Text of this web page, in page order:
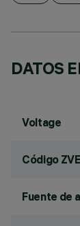
DATOS
Voltage
Código
Fuente de